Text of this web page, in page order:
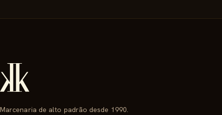
Marcenaria de alto padrão desde 1990.